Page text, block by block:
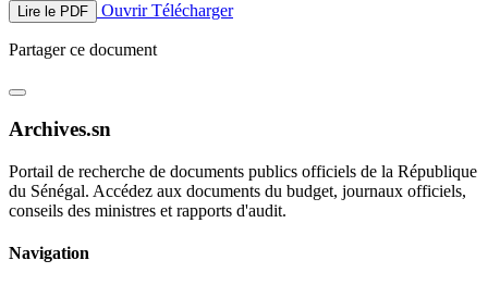
Lire le PDF OuvrirTélécharger
Partager ce document
Archives.sn
Portail de recherche de documents publics officiels de la République
du Sénégal. Accédez aux documents du budget, journaux officiels,
conseils des ministres et rapports d'audit.
Navigation